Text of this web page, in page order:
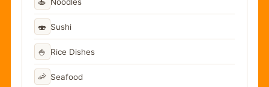
🍣 Sushi
🍚 Rice Dishes
🦐 Seafood